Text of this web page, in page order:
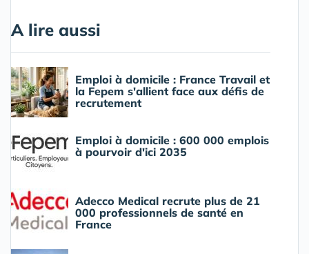
A lire aussi
Emploi à domicile : France Travail et
la Fepem s'allient face aux défis de
recrutement
Emploi à domicile : 600 000 emplois
à pourvoir d'ici 2035
Adecco Medical recrute plus de 21
000 professionnels de santé en
France